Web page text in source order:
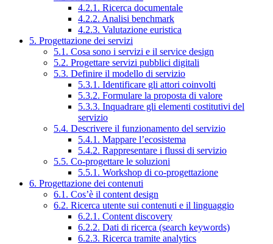
4.2.1. Ricerca documentale
4.2.2. Analisi benchmark
4.2.3. Valutazione euristica
5. Progettazione dei servizi
5.1. Cosa sono i servizi e il service design
5.2. Progettare servizi pubblici digitali
5.3. Definire il modello di servizio
5.3.1. Identificare gli attori coinvolti
5.3.2. Formulare la proposta di valore
5.3.3. Inquadrare gli elementi costitutivi del
servizio
5.4. Descrivere il funzionamento del servizio
5.4.1. Mappare l’ecosistema
5.4.2. Rappresentare i flussi di servizio
5.5. Co-progettare le soluzioni
5.5.1. Workshop di co-progettazione
6. Progettazione dei contenuti
6.1. Cos’è il content design
6.2. Ricerca utente sui contenuti e il linguaggio
6.2.1. Content discovery
6.2.2. Dati di ricerca (search keywords)
6.2.3. Ricerca tramite analytics